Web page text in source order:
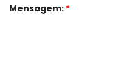
Mensagem: *